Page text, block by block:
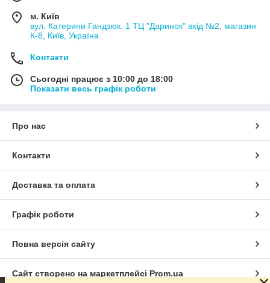
м. Київ
вул. Катерини Гандзюк, 1 ТЦ "Даринок" вхід №2, магазин
К-8, Київ, Україна
Контакти
Сьогодні працює з 10:00 до 18:00
Показати весь графік роботи
Про нас
Контакти
Доставка та оплата
Графік роботи
Повна версія сайту
Сайт створено на маркетплейсі Prom.ua